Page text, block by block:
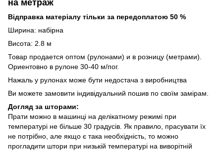
на метраж
Відправка матеріалу тільки за передоплатою 50 %
Ширина: набірна
Висота: 2.8 м
Товар продается оптом (рулонами) и в розницу (метрами).
Ориентовно в рулоне 30-40 м/пог.
Нажаль у рулонах може бути недостача з виробництва
Ви можете замовити індивідуальний пошив по своїм замірам.
Догляд за шторами:
Прати можно в машинці на делікатному режимі при
температурі не більше 30 градусів. Як правило, прасувати їх
не потрібно, але якщо є така необхідність, то можно
прогладити штори при низькій температурі на виворітній